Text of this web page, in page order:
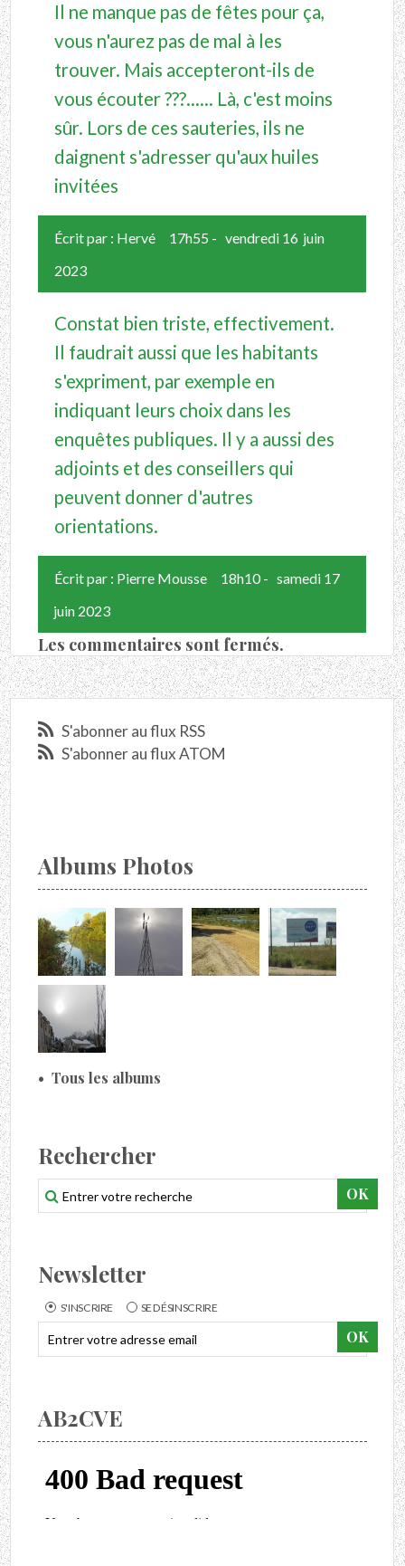
S'abonner au flux RSS
S'abonner au flux ATOM
Albums Photos
Tous les albums
Rechercher
Newsletter
S'INSCRIRE SE DÉSINSCRIRE
AB2CVE
Il ne manque pas de fêtes pour ça,
vous n'aurez pas de mal à les
trouver. Mais accepteront-ils de
vous écouter ???...... Là, c'est moins
sûr. Lors de ces sauteries, ils ne
daignent s'adresser qu'aux huiles
invitées
Écrit par : Hervé 17h55 - vendredi 16 juin
2023
Constat bien triste, effectivement.
Il faudrait aussi que les habitants
s'expriment, par exemple en
indiquant leurs choix dans les
enquêtes publiques. Il y a aussi des
adjoints et des conseillers qui
peuvent donner d'autres
orientations.
Écrit par : Pierre Mousse 18h10- samedi 17
juin 2023
Les commentaires sont fermés.